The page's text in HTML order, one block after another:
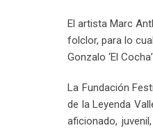
El artista Marc
folclor, para lo
Gonzalo ‘El
La Fundación
de la Leyenda
aficionado,